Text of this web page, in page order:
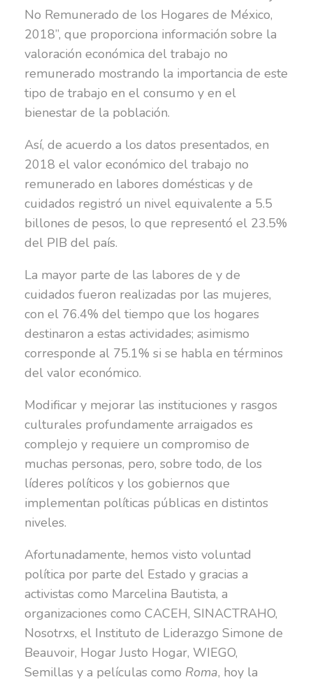
No Remunerado de los Hogares de México,
2018”, que proporciona información sobre la
valoración económica del trabajo no
remunerado mostrando la importancia de este
tipo de trabajo en el consumo y en el
bienestar de la población.
Así, de acuerdo a los datos presentados, en
2018 el valor económico del trabajo no
remunerado en labores domésticas y de
cuidados registró un nivel equivalente a 5.5
billones de pesos, lo que representó el 23.5%
del PIB del país.
La mayor parte de las labores de y de
cuidados fueron realizadas por las mujeres,
con el 76.4% del tiempo que los hogares
destinaron a estas actividades; asimismo
corresponde al 75.1% si se habla en términos
del valor económico.
Modificar y mejorar las instituciones y rasgos
culturales profundamente arraigados es
complejo y requiere un compromiso de
muchas personas, pero, sobre todo, de los
líderes políticos y los gobiernos que
implementan políticas públicas en distintos
niveles.
Afortunadamente, hemos visto voluntad
política por parte del Estado y gracias a
activistas como Marcelina Bautista, a
organizaciones como CACEH, SINACTRAHO,
Nosotrxs, el Instituto de Liderazgo Simone de
Beauvoir, Hogar Justo Hogar, WIEGO,
Semillas y a películas como Roma, hoy la